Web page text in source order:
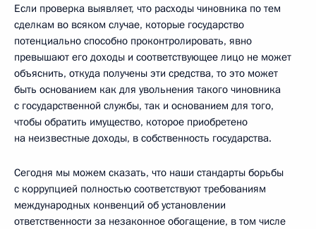
Если проверка выявляет, что расходы чиновника по тем
сделкам во всяком случае, которые государство
потенциально способно проконтролировать, явно
превышают его доходы и соответствующее лицо не может
объяснить, откуда получены эти средства, то это может
быть основанием как для увольнения такого чиновника
с государственной службы, так и основанием для того,
чтобы обратить имущество, которое приобретено
на неизвестные доходы, в собственность государства.
Сегодня мы можем сказать, что наши стандарты борьбы
с коррупцией полностью соответствуют требованиям
международных конвенций об установлении
ответственности за незаконное обогащение, в том числе